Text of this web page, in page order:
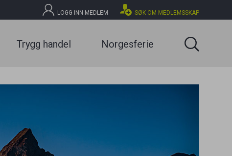
LOGG INN MEDLEM SØK OM MEDLEMSSKAP
Trygg handel Norgesferie
SØK
Gå til forhandleroversikt